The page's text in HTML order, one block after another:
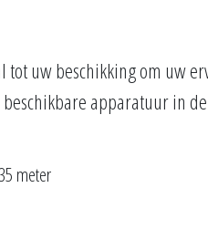
uw beschikking om uw
apparatuur in
meter